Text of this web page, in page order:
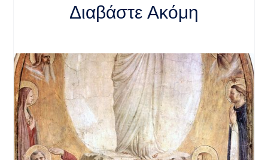
Διαβάστε Ακόμη